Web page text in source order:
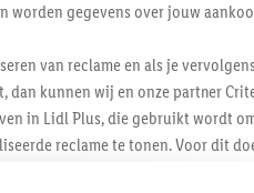
Lidl Nieuwsbrief
worden gegevens over jouw
van reclame en als je
kunnen wij en onze partner
in Lidl Plus, die gebruikt wordt
reclame te tonen. Voor dit